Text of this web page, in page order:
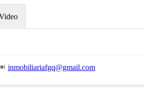
inmobiliariafgq@gmail.com